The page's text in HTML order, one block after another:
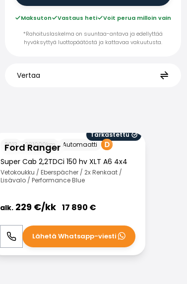
Maksuton Vastaus heti
Voit perua milloin vain
*Rahoituslaskelma on suuntaa-antava ja edellyttää
hyväksyttyä luottopäätöstä ja kattavaa vakuutusta.
Vertaa
Ford Ranger
Tarkastettu
2013
201000km Automaatti
Super Cab 2,2TDCi 150 hv XLT A6 4x4
Vetokoukku / Eberspächer / 2x Renkaat /
Lisävalo / Performance Blue
alk. 229 €/kk 17 890 €
Soita WhatsApp
Lähetä Whatsapp-viesti